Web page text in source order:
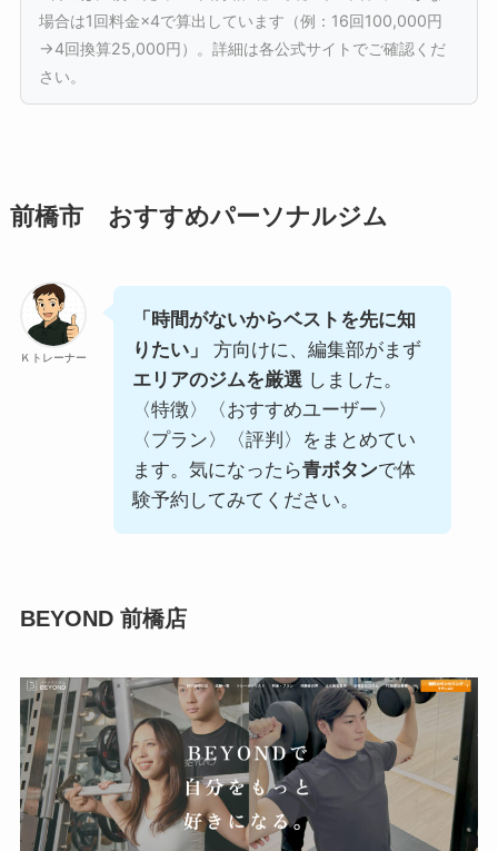
月4回 30,800円
口コミ3件
口コミ9件 短期集中コースあり
Mia Mia
月4回 32,000円
12ヶ月契約価格
Hi-Fitness
月4回 33,000円
月4回 35,200円
GYM PLANET 川原町店
月4回 36,190円
口コミ24件 短期集中コースあり
Niis NATURAL MOVEMENT LAB
月4回 35,200円
月4回 30,800円
口コミ3件 短期集中コースあり
アフィリ提携 口コミ50件 入会金0円・無料体験あり
3ヶ月 171,600円
口コミ3件 無料体験あり
エニタイムフィットネス 前橋古市町店
PT月1回無料 ＋月会費7,480円
月4回 9,800円〜 ＋月会費5,500円
アルファボディプラン
月4回 16,000円 ＋月会費5,500円
入会金0円
場合は1回料金×4で算出しています（例：16回100,000円
→4回換算25,000円）。詳細は各公式サイトでご確認くだ
さい。
前橋市 おすすめパーソナルジム
Ｋトレーナー
「時間がないからベストを先に知
りたい」
方向けに、編集部がまず
エリアのジムを厳選 しました。
〈特徴〉〈おすすめユーザー〉
〈プラン〉〈評判〉をまとめてい
ます。気になったら青ボタンで体
験予約してみてください。
BEYOND 前橋店